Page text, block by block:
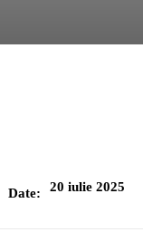
Date: 20 iulie 2025